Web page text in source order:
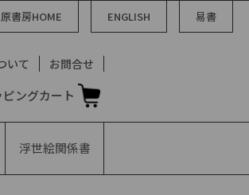
原書房HOME ENGLISH 易書
いて お問合せ
ングカート
浮世絵関係書